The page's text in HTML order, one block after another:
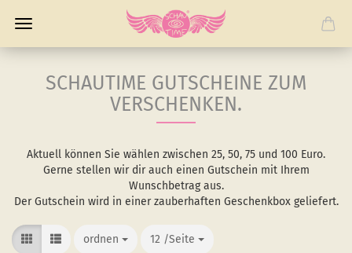
SCHAUTIME GUTSCHEINE ZUM
VERSCHENKEN.
Aktuell können Sie wählen zwischen 25, 50, 75 und 100 Euro.
Gerne stellen wir dir auch einen Gutschein mit Ihrem
Wunschbetrag aus.
Der Gutschein wird in einer zauberhaften Geschenkbox geliefert.
ordnen
ordnen 12 /Seite
/Seite